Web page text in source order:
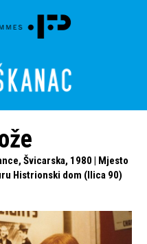
Švicarska, 1980 | Mjesto
Histrionski dom (Ilica 90)